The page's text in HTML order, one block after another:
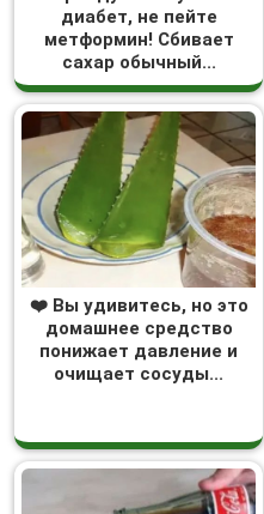
диабет, не пейте
метформин! Сбивает
сахар обычный...
❤️ Вы удивитесь, но это
домашнее средство
понижает давление и
очищает сосуды...